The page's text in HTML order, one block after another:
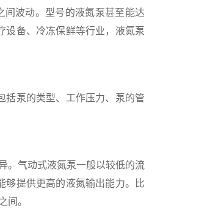
间波动。型号的液氮泵甚至能达
设备、冷冻保鲜等行业，液氮泵
泵的类型、工作压力、泵的管
气动式液氮泵一般以较低的流
够提供更高的液氮输出能力。比
间。